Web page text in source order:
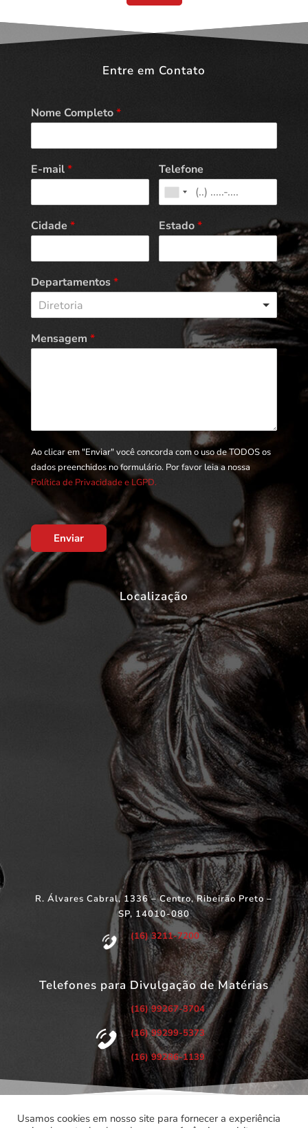
Entre em Contato
Nome Completo*
E-mail* Telefone
Cidade * Estado*
Departamentos*
Diretoria
Mensagem *
Ao clicar em "Enviar" você concorda com o uso de TODOS os
dados preenchidos no formulário. Por favor leia a nossa
Política de Privacidade e LGPD.
Enviar
Localização
R. Álvares Cabral, 1336 – Centro, Ribeirão Preto –
SP, 14010-080
(16) 3211-7200
Telefones para Divulgação de Matérias
(16) 99267-3704
(16) 99299-5373
(16) 99286-1139
Usamos cookies em nosso site para fornecer a experiência